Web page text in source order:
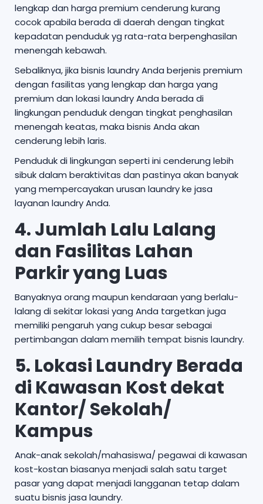
lengkap dan harga premium cenderung kurang
cocok apabila berada di daerah dengan tingkat
kepadatan penduduk yg rata-rata berpenghasilan
menengah kebawah.
Sebaliknya, jika bisnis laundry Anda berjenis premium
dengan fasilitas yang lengkap dan harga yang
premium dan lokasi laundry Anda berada di
lingkungan penduduk dengan tingkat penghasilan
menengah keatas, maka bisnis Anda akan
cenderung lebih laris.
Penduduk di lingkungan seperti ini cenderung lebih
sibuk dalam beraktivitas dan pastinya akan banyak
yang mempercayakan urusan laundry ke jasa
layanan laundry Anda.
4. Jumlah Lalu Lalang
dan Fasilitas Lahan
Parkir yang Luas
Banyaknya orang maupun kendaraan yang berlalu-
lalang di sekitar lokasi yang Anda targetkan juga
memiliki pengaruh yang cukup besar sebagai
pertimbangan dalam memilih tempat bisnis laundry.
5. Lokasi Laundry Berada
di Kawasan Kost dekat
Kantor/ Sekolah/
Kampus
Anak-anak sekolah/mahasiswa/ pegawai di kawasan
kost-kostan biasanya menjadi salah satu target
pasar yang dapat menjadi langganan tetap dalam
suatu bisnis jasa laundry.